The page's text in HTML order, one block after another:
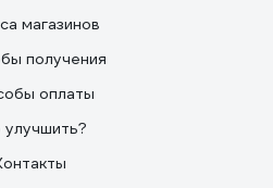
магазинов
получения
оплаты
улучшить?